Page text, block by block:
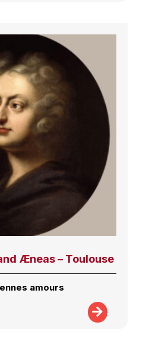
Æneas – Toulouse
amours